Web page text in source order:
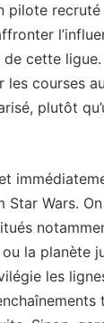
pilote
cette
les courses
plutôt
Star Wars.
la planète
les